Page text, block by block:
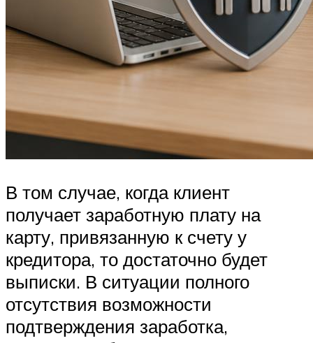
В том случае, когда клиент
получает заработную плату на
карту, привязанную к счету у
кредитора, то достаточно будет
выписки. В ситуации полного
отсутствия возможности
подтверждения заработка,